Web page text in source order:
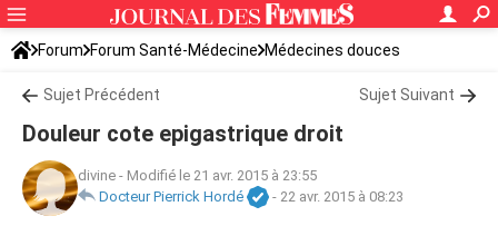
Forum Forum Santé-Médecine Médecines douces
Sujet Précédent Sujet Suivant
Douleur cote epigastrique droit
divine - Modifié le 21 avr. 2015 à 23:55
Docteur Pierrick Hordé
- 22 avr. 2015 à 08:23